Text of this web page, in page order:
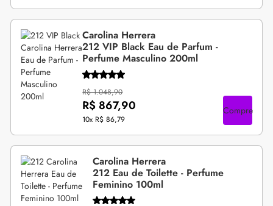
Carolina Herrera
212 VIP Black Eau de Parfum -
Perfume Masculino 200ml
R$ 1.048,90
R$ 867,90
10x R$ 86,79
Compre
Carolina Herrera
212 Eau de Toilette - Perfume
Feminino 100ml